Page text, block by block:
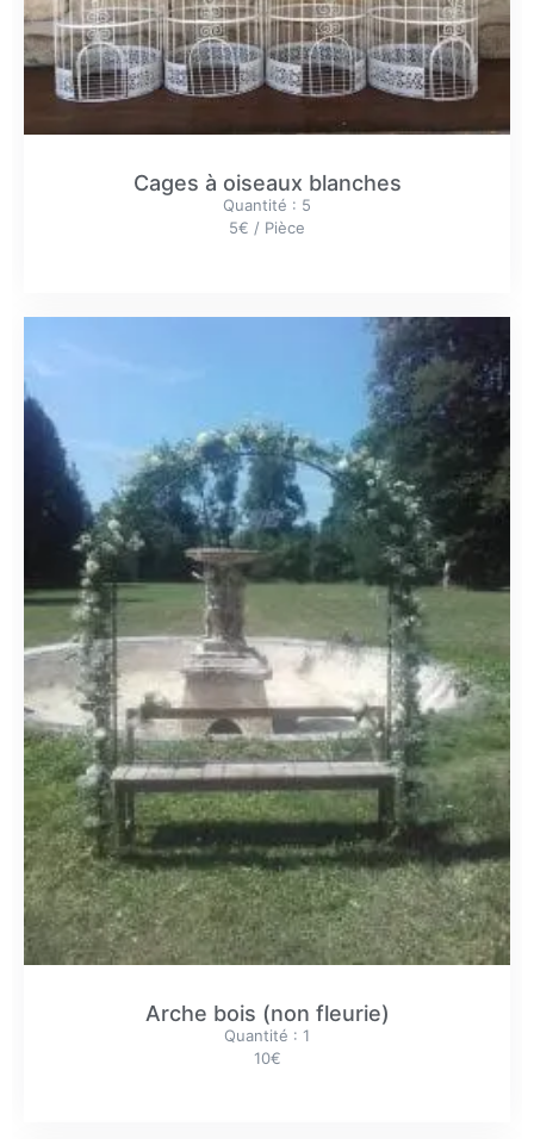
Cages à oiseaux blanches
Quantité : 5
5€ / Pièce
Arche bois (non fleurie)
Quantité : 1
10€